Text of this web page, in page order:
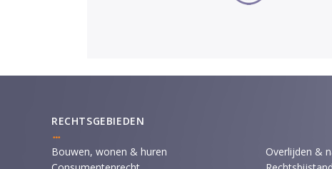
RECHTSGEBIEDEN
Bouwen, wonen & huren
Overlijden &